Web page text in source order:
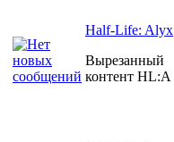
Half-Life: Alyx
Вырезанный
контент HL:A